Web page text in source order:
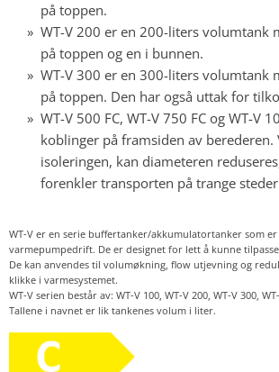
på toppen.
WT-V 200 er en 200-liters volumtank
på toppen og en i bunnen.
WT-V 300 er en 300-liters volumtank
på toppen. Den har også uttak for
WT-V 500 FC, WT-V 750 FC og WT-V
koblinger på framsiden av berederen.
isoleringen, kan diameteren
forenkler transporten på trange
WT-V er en serie buffertanker/akkumulatortanker som
varmepumpedrift. De er designet for lett å kunne
De kan anvendes til volumøkning, flow utjevning og
klikke i varmesystemet.
WT-V serien består av: WT-V 100, WT-V 200, WT-V 300,
Tallene i navnet er lik tankenes volum i liter.